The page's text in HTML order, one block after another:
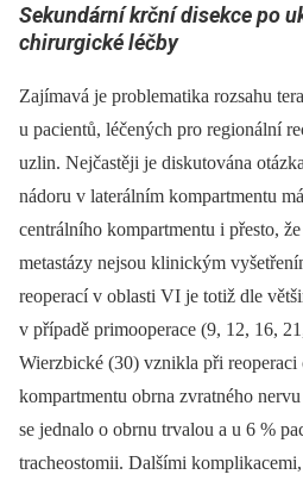
Sekundární krční disekce po
chirurgické léčby
Zajímavá je problematika rozsahu
u pacientů, léčených pro regionální
uzlin. Nejčastěji je diskutována
nádoru v laterálním kompartmentu
centrálního kompartmentu i přesto,
metastázy nejsou klinickým
reoperací v oblasti VI je totiž dle
v případě primooperace (9, 12, 16,
Wierzbické (30) vznikla při
kompartmentu obrna zvratného
se jednalo o obrnu trvalou a u 6 %
tracheostomii. Dalšími